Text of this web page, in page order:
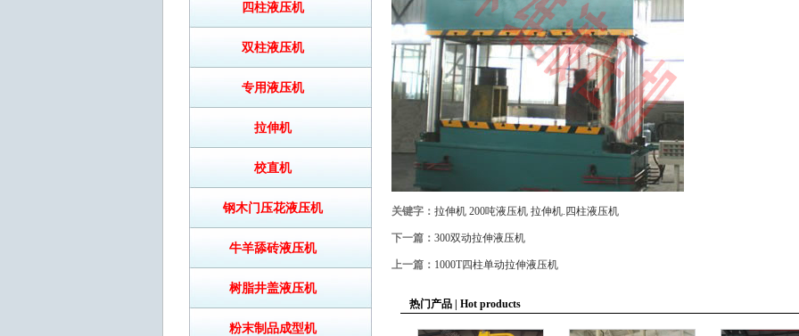
四柱液压机
双柱液压机
专用液压机
拉伸机
校直机
钢木门压花液压机
牛羊舔砖液压机
树脂井盖液压机
粉末制品成型机
关键字： 拉伸机 200吨液压机 拉伸机.四柱液压机
下一篇： 300双动拉伸液压机
上一篇： 1000T四柱单动拉伸液压机
热门产品 | Hot products